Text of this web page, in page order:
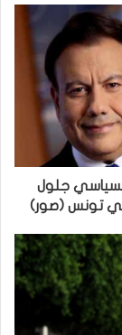
جلول
في تونس (صور)